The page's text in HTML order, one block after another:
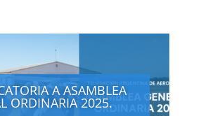
A ASAMBLEA
ORDINARIA 2025.